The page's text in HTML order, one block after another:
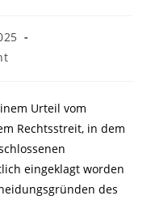
Urteil vom
Rechtsstreit, in dem
eingeklagt worden
des